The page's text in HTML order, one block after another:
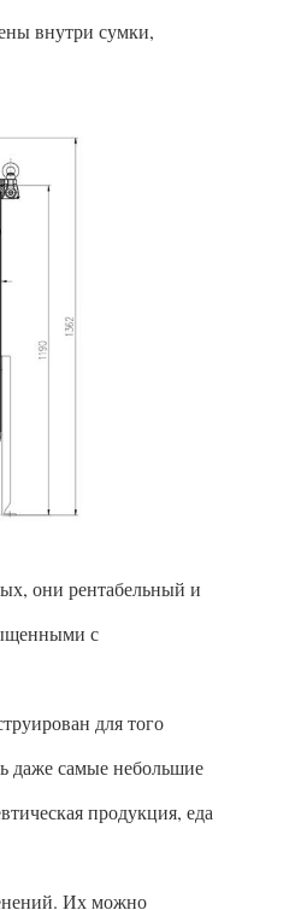
внутри сумки,
они рентабельный и
с
для того
даже самые небольшие
продукция, еда
Их можно